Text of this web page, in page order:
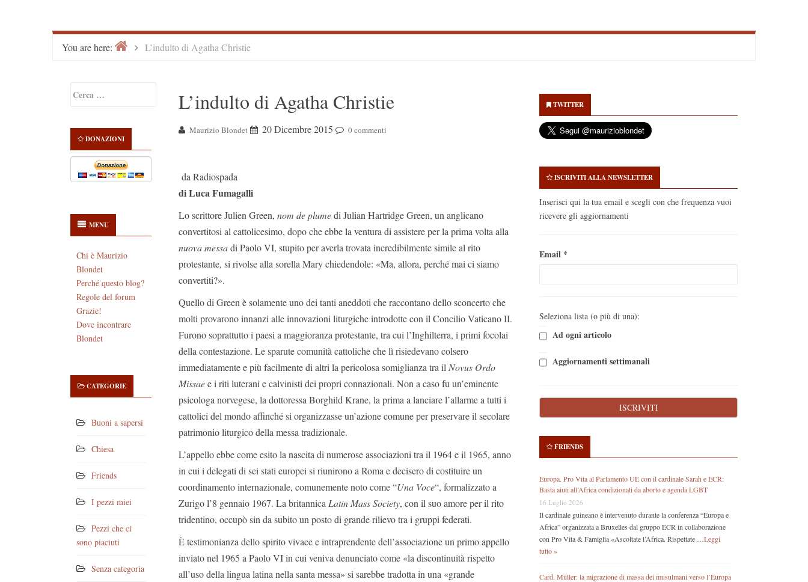
You are here: HomeL’indulto di Agatha Christie
Sidebar
per:
DONAZIONI
MENU
Chi è Maurizio
Blondet
Perché questo blog?
Regole del forum
Grazie!
Dove incontrare
Blondet
CATEGORIE
Buoni a sapersi
Chiesa
Friends
I pezzi miei
Pezzi che ci
sono piaciuti
Senza categoria
L’indulto di Agatha Christie
Maurizio Blondet 20 Dicembre 2015 0 commenti
da Radiospada
di Luca Fumagalli
Lo scrittore Julien Green, nom de plumedi Julian Hartridge Green, un anglicano
convertitosi al cattolicesimo, dopo che ebbe la ventura di assistere per la prima volta alla
nuova messadi Paolo VI, stupito per averla trovata incredibilmente simile al rito
protestante, si rivolse alla sorella Mary chiedendole: «Ma, allora, perché mai ci siamo
convertiti?».
Quello di Green è solamente uno dei tanti aneddoti che raccontano dello sconcerto che
molti provarono innanzi alle innovazioni liturgiche introdotte con il Concilio Vaticano II.
Furono soprattutto i paesi a maggioranza protestante, tra cui l’Inghilterra, i primi focolai
della contestazione. Le sparute comunità cattoliche che lì risiedevano colsero
immediatamente e più facilmente di altri la pericolosa somiglianza tra il Novus Ordo
Missaee i riti luterani e calvinisti dei propri connazionali. Non a caso fu un’eminente
psicologa norvegese, la dottoressa Borghild Krane, la prima a lanciare l’allarme a tutti i
cattolici del mondo affinché si organizzasse un’azione comune per preservare il secolare
patrimonio liturgico della messa tradizionale.
L’appello ebbe come esito la nascita di numerose associazioni tra il 1964 e il 1965, anno
in cui i delegati di sei stati europei si riunirono a Roma e decisero di costituire un
coordinamento internazionale, comunemente noto come “Una Voce“, formalizzato a
Zurigo l’8 gennaio 1967. La britannica Latin Mass Society, con il suo amore per il rito
tridentino, occupò sin da subito un posto di grande rilievo tra i gruppi federati.
È testimonianza dello spirito vivace e intraprendente dell’associazione un primo appello
inviato nel 1965 a Paolo VI in cui veniva denunciato come «la discontinuità rispetto
all’uso della lingua latina nella santa messa» si sarebbe tradotta in una «grande
Sidebar
TWITTER
ISCRIVITI ALLA NEWSLETTER
Inserisci qui la tua email e scegli con che frequenza vuoi
ricevere gli aggiornamenti
Email *
Seleziona lista (o più di una):
Ad ogni articolo
Aggiornamenti settimanali
FRIENDS
Europa. Pro Vita al Parlamento UE con il cardinale Sarah e ECR:
Basta aiuti all’Africa condizionati da aborto e agenda LGBT
16 Luglio 2026
Il cardinale guineano è intervenuto durante la conferenza “Europa e
Africa” organizzata a Bruxelles dal gruppo ECR in collaborazione
con Pro Vita & Famiglia «Ascoltate l’Africa. Rispettate … Leggi
tutto »
Card. Müller: la migrazione di massa dei musulmani verso l’Europa